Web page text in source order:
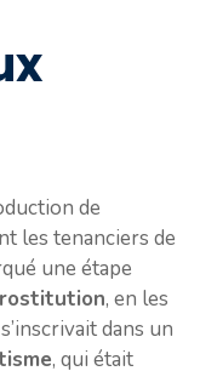
de
les tenanciers de
une étape
, en les
dans un
, qui était